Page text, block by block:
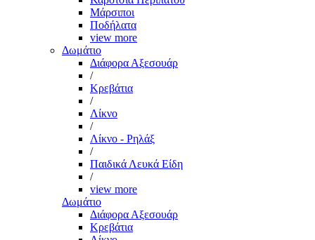
Μάρσιποι
Ποδήλατα
view more
Δωμάτιο
Διάφορα Αξεσουάρ
/
Κρεβάτια
/
Λίκνο
/
Λίκνο - Ρηλάξ
/
Παιδικά Λευκά Είδη
/
view more
Δωμάτιο
Διάφορα Αξεσουάρ
Κρεβάτια